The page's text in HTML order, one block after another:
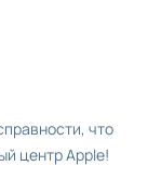
что
центр Apple!